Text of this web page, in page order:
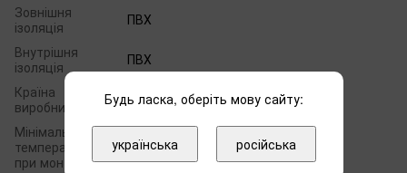
Зовнішня
ізоляція
ПВХ
Внутрішня
ізоляція
ПВХ
Країна
виробництва
Індія
Мінімальна
температура
при монтажі
5 °C
Будь ласка, оберіть мову сайту:
українська російська